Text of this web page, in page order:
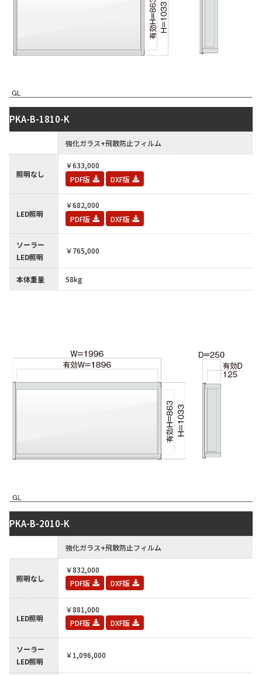
PKA-B-1810-K
強化ガラス+飛散防止フィルム
照明なし
￥633,000
PDF版
DXF版
LED照明
￥682,000
PDF版
DXF版
ソーラー
LED照明
￥765,000
本体重量 58kg
PKA-B-2010-K
強化ガラス+飛散防止フィルム
照明なし
￥832,000
PDF版
DXF版
LED照明
￥881,000
PDF版
DXF版
ソーラー
LED照明
￥1,096,000